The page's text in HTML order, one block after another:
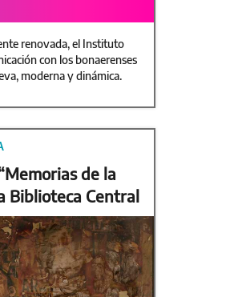
renovada, el Instituto
con los bonaerenses
moderna y dinámica.
de la
Biblioteca Central